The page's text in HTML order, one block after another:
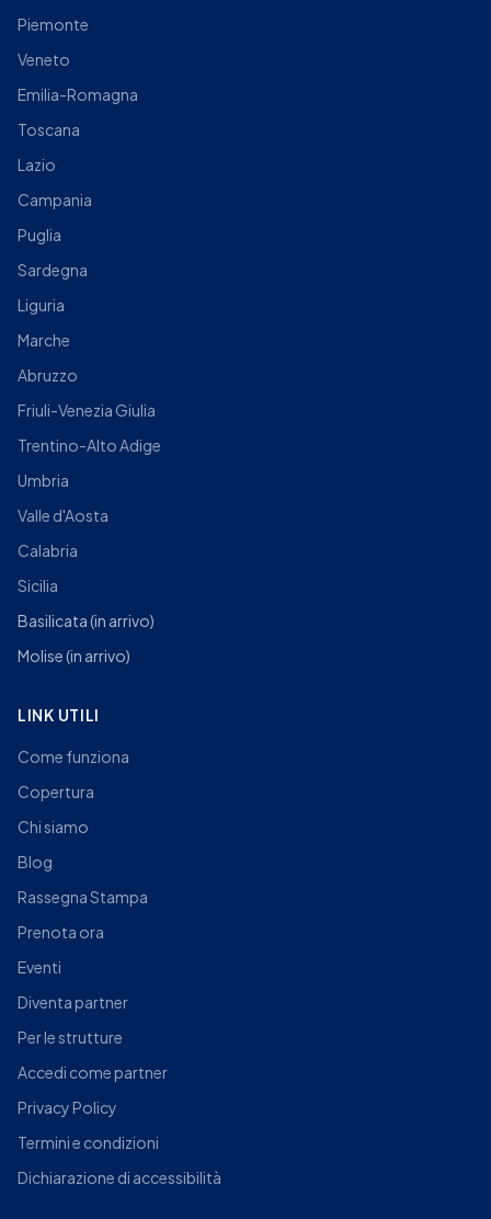
Piemonte
Veneto
Emilia-Romagna
Toscana
Lazio
Campania
Puglia
Sardegna
Liguria
Marche
Abruzzo
Friuli-Venezia Giulia
Trentino-Alto Adige
Umbria
Valle d'Aosta
Calabria
Sicilia
Basilicata(in arrivo)
Molise(in arrivo)
LINK UTILI
Come funziona
Copertura
Chi siamo
Blog
Rassegna Stampa
Prenota ora
Eventi
Diventa partner
Per le strutture
Accedi come partner
Privacy Policy
Termini e condizioni
Dichiarazione di accessibilità